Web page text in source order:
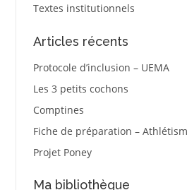
Textes institutionnels
Articles récents
Protocole d’inclusion – UEMA
Les 3 petits cochons
Comptines
Fiche de préparation –
Projet Poney
Ma bibliothèque